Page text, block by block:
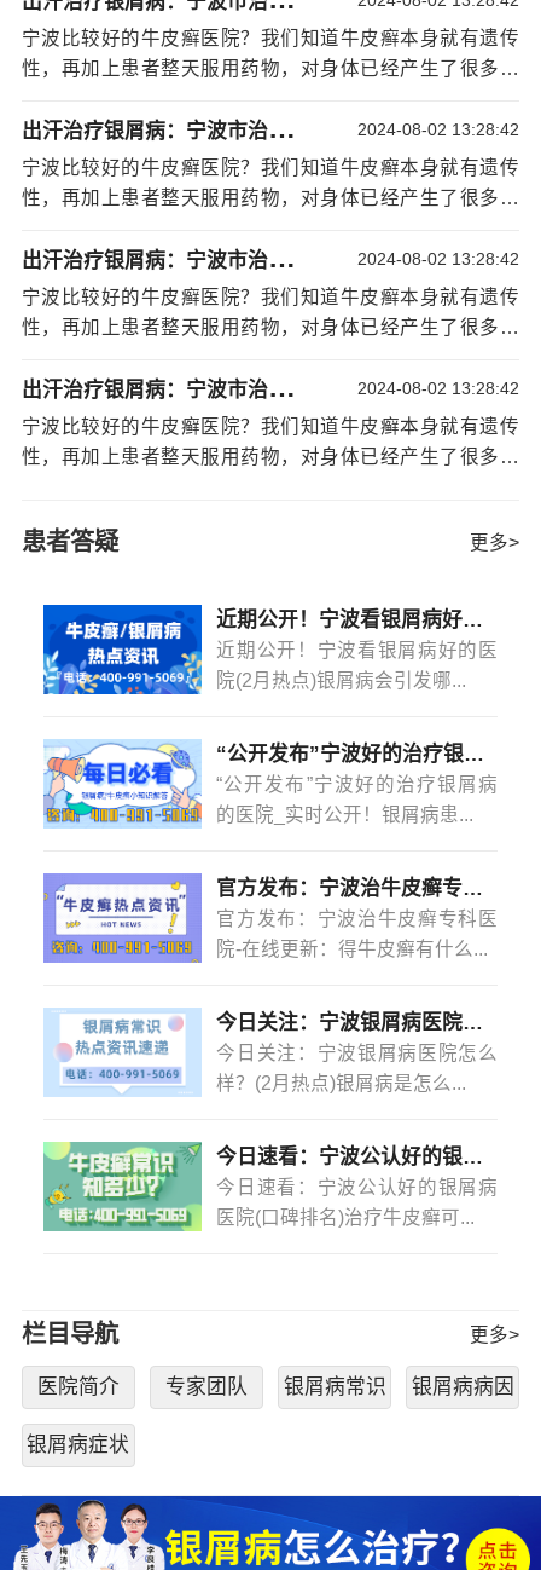
生一定的危害，所以我们建议患者在用药上一定要慎重，
一定要选对药物，减少对药物的重复使用，有的[详情]
宁波比较好的牛皮癣医院？我们知道牛皮癣本身就有遗传
性，再加上患者整天服用药物，对身体已经产生了很多的
者有影响吗？牛皮癣专家提示：大量的用药是会对身体产
生一定的危害，所以我们建议患者在用药上一定要慎重，
一定要选对药物，减少对药物的重复使用，有的[详情]
出
汗治疗银屑病：宁波市治疗银屑病专科哪家好 2024-08-02 13:28:42
宁波比较好的牛皮癣医院？我们知道牛皮癣本身就有遗传
性，再加上患者整天服用药物，对身体已经产生了很多的
者有影响吗？牛皮癣专家提示：大量的用药是会对身体产
生一定的危害，所以我们建议患者在用药上一定要慎重，
一定要选对药物，减少对药物的重复使用，有的[详情]
出
汗治疗银屑病：宁波市治疗银屑病专科哪家好 2024-08-02 13:28:42
宁波比较好的牛皮癣医院？我们知道牛皮癣本身就有遗传
性，再加上患者整天服用药物，对身体已经产生了很多的
者有影响吗？牛皮癣专家提示：大量的用药是会对身体产
生一定的危害，所以我们建议患者在用药上一定要慎重，
一定要选对药物，减少对药物的重复使用，有的[详情]
出
汗治疗银屑病：宁波市治疗银屑病专科哪家好 2024-08-02 13:28:42
宁波比较好的牛皮癣医院？我们知道牛皮癣本身就有遗传
性，再加上患者整天服用药物，对身体已经产生了很多的
生一定的危害，所以我们建议患者在用药上一定要慎重，
患者答疑 更多>
近期公开！宁波看银屑病好的医院(2月热点)银屑病会引发哪些并发症？
近期公开！宁波看银屑病好的医
院(2月热点)银屑病会引发哪...
“公开发布”宁波好的治疗银屑病的医院_实时公开！银屑病患者能吃菠萝蜜吗？
“公开发布”宁波好的治疗银屑病
的医院_实时公开！银屑病患...
官方发布：宁波治牛皮癣专科医院-在线更新：得牛皮癣有什么忌口的吗？
官方发布：宁波治牛皮癣专科医
院-在线更新：得牛皮癣有什么...
今日关注：宁波银屑病医院怎么样？(2月热点)银屑病是怎么染上的？
今日关注：宁波银屑病医院怎么
样？(2月热点)银屑病是怎么...
今日速看：宁波公认好的银屑病医院(口碑排名)治疗牛皮癣可以不吃药不打针吗？
今日速看：宁波公认好的银屑病
医院(口碑排名)治疗牛皮癣可...
栏目导航 更多>
医院简介 专家团队 银屑病常识 银屑病病因
银屑病症状